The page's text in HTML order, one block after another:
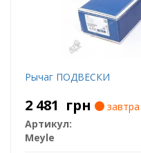
Рычаг ПОДВЕСКИ
2 481 грн
завтра
Артикул:
Meyle